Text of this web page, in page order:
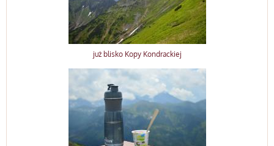
już blisko Kopy Kondrackiej